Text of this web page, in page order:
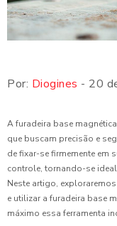
Por: Diogines - 20
A furadeira base
que buscam precisão e
de fixar-se firmemente em
controle, tornando-se
Neste artigo,
e utilizar a furadeira base
máximo essa ferramenta